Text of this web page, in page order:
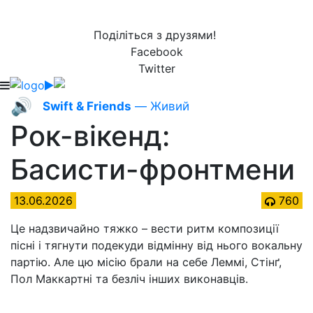
Поділіться з друзями!
Facebook
Twitter
🔊 Swift & Friends — Живий
Рок-вікенд:
Басисти-фронтмени
13.06.2026
760
Це надзвичайно тяжко – вести ритм композиції
пісні і тягнути подекуди відмінну від нього вокальну
партію. Але цю місію брали на себе Леммі, Стінґ,
Пол Маккартні та безліч інших виконавців.